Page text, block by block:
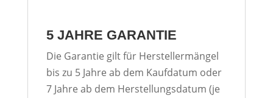
5 JAHRE GARANTIE
Die Garantie gilt für Herstellermängel
bis zu 5 Jahre ab dem Kaufdatum oder
7 Jahre ab dem Herstellungsdatum (je